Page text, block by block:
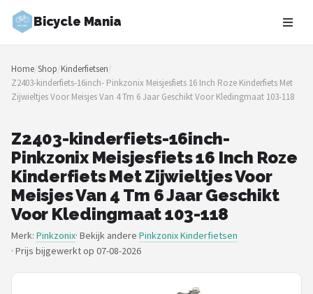
Bicycle Mania
Zoeken
NAVIGATIE
Shop
Merken
Blog
Fietsroutes
Kinderfietsen
Stadsfietsen
Home/Shop/Kinderfietsen/
Z2403-kinderfiets-16inch- Pinkzonix Meisjesfiets 16 Inch Roze Kinderfiets Met
Zijwieltjes Voor Meisjes Van 4 Tm 6 Jaar Geschikt Voor Kledingmaat 103-118
Z2403-kinderfiets-16inch-
Pinkzonix Meisjesfiets 16 Inch Roze
Kinderfiets Met Zijwieltjes Voor
Meisjes Van 4 Tm 6 Jaar Geschikt
Voor Kledingmaat 103-118
Merk: Pinkzonix· Bekijk andere Pinkzonix Kinderfietsen
· Prijs bijgewerkt op 07-08-2026